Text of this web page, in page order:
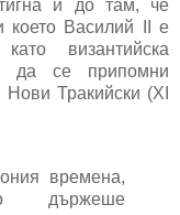
и до там, че
което Василий ІІ е
византийска
да се припомни
Тракийски (ХІ
времена,
държеше